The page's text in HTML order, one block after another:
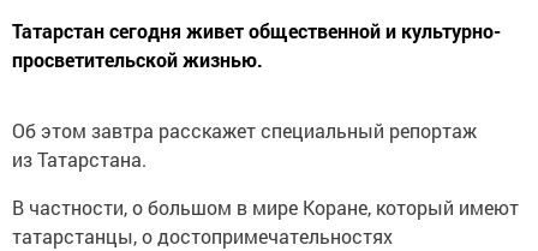
Татарстан сегодня живет общественной и культурно-
просветительской жизнью.
Об этом завтра расскажет специальный репортаж
из Татарстана.
В частности, о большом в мире Коране, который имеют
татарстанцы, о достопримечательностях